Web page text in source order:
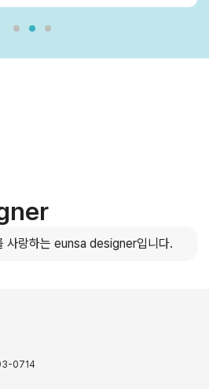
사랑하는 eunsa designer입니다.
0714